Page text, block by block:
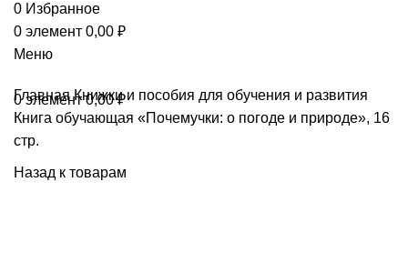
0 Избранное
0 элемент 0,00 ₽
Меню
0элемент 0,00₽
ГлавнаяКнижки и пособия для обучения и развития
Книга обучающая «Почемучки: о погоде и природе», 16
стр.
Назад к товарам